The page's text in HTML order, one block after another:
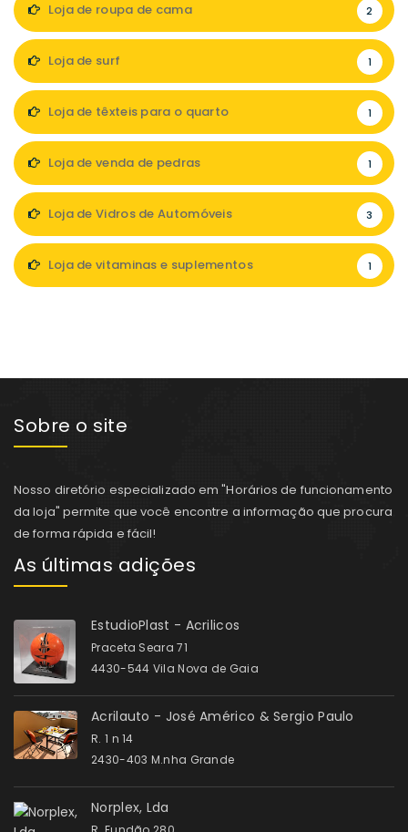
Loja de roupa de cama 2
Loja de surf 1
Loja de têxteis para o quarto 1
Loja de venda de pedras 1
Loja de Vidros de Automóveis 3
Loja de vitaminas e suplementos 1
Sobre o site
Nosso diretório especializado em "Horários de funcionamento
da loja" permite que você encontre a informação que procura
de forma rápida e fácil!
As últimas adições
EstudioPlast - Acrilicos
Praceta Seara 71
4430-544 Vila Nova de Gaia
Acrilauto - José Américo & Sergio Paulo
R. 1 n 14
2430-403 M.nha Grande
Norplex, Lda